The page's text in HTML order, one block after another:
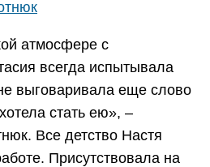
атмосфере с
всегда испытывала
выговаривала еще слово
стать ею», –
Все детство Настя
Присутствовала на